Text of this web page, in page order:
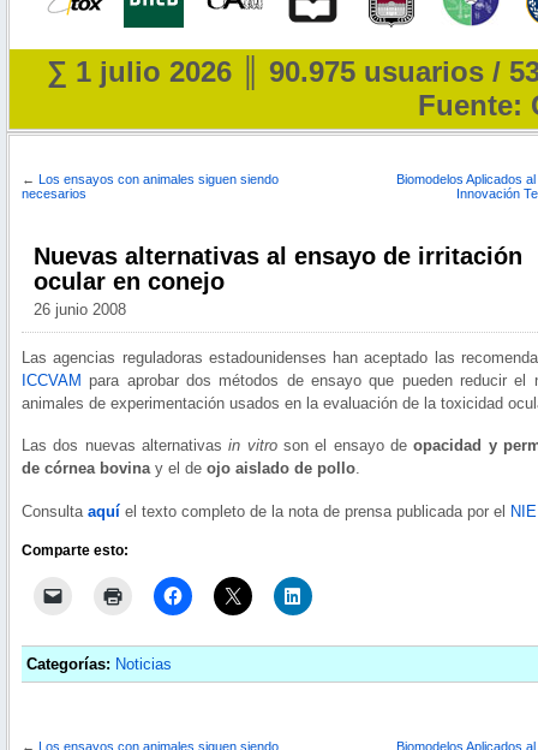
∑ 1 julio 2026 ║ 90.975 usuarios /
Fuente:
← Los ensayos con animales siguen siendo
necesarios
Biomodelos Aplicados
Innovación
Nuevas alternativas al ensayo de irritación
ocular en conejo
26 junio 2008
Las agencias reguladoras estadounidenses han aceptado las
ICCVAM para aprobar dos métodos de ensayo que pueden reducir el
animales de experimentación usados en la evaluación de la toxicidad
Las dos nuevas alternativasin vitroson el ensayo deopacidad y
de córnea bovinay el de ojo aislado de pollo.
Consulta aquí el texto completo de la nota de prensa publicada por el
Comparte esto:
Categorías: Noticias
← Los ensayos con animales siguen siendo
Biomodelos Aplicados